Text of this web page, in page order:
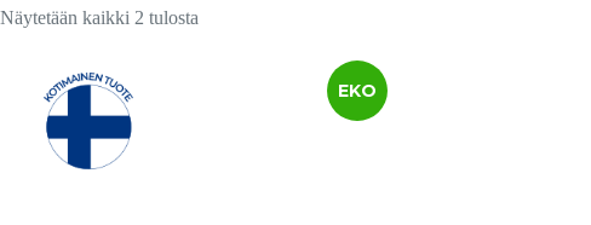
Näytetään kaikki 2 tulosta
EKO